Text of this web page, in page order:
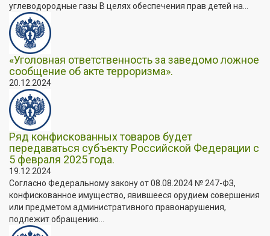
углеводородные газы В целях обеспечения прав детей на...
«Уголовная ответственность за заведомо ложное
сообщение об акте терроризма».
20.12.2024
Ряд конфискованных товаров будет
передаваться субъекту Российской Федерации с
5 февраля 2025 года.
19.12.2024
Согласно Федеральному закону от 08.08.2024 № 247-ФЗ,
конфискованное имущество, явившееся орудием совершения
или предметом административного правонарушения,
подлежит обращению...